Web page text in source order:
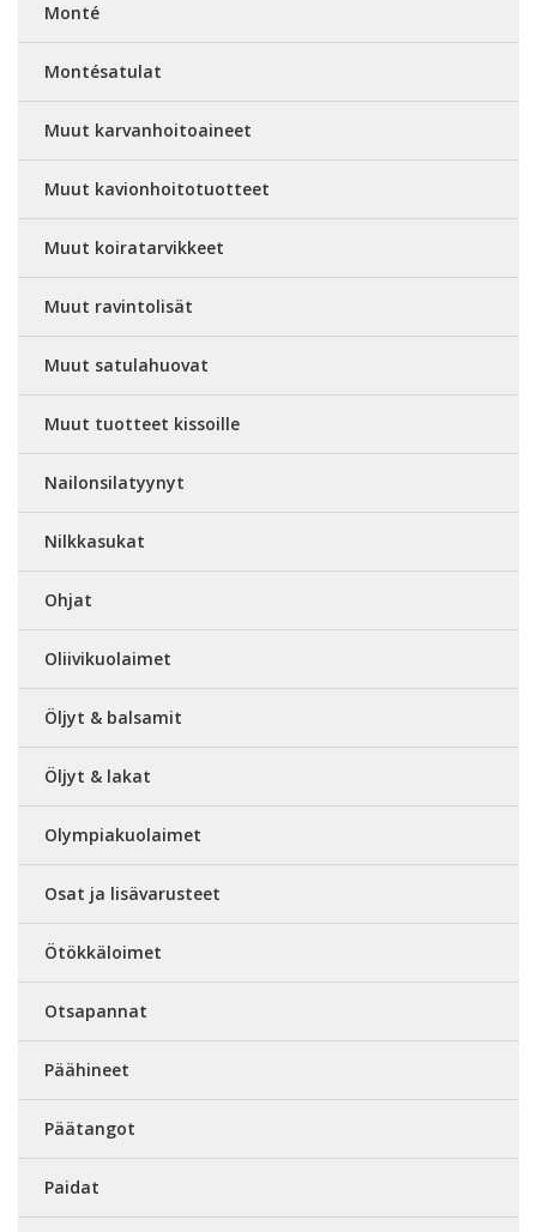
Monté
Montésatulat
Muut karvanhoitoaineet
Muut kavionhoitotuotteet
Muut koiratarvikkeet
Muut ravintolisät
Muut satulahuovat
Muut tuotteet kissoille
Nailonsilatyynyt
Nilkkasukat
Ohjat
Oliivikuolaimet
Öljyt & balsamit
Öljyt & lakat
Olympiakuolaimet
Osat ja lisävarusteet
Ötökkäloimet
Otsapannat
Päähineet
Päätangot
Paidat